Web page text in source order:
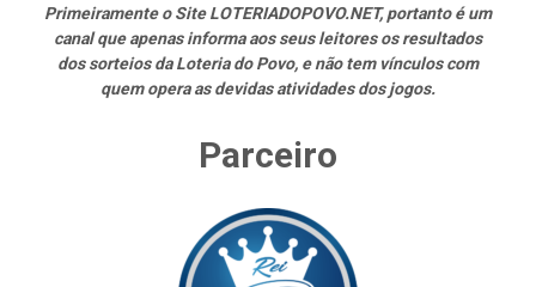
Primeiramente o Site LOTERIADOPOVO.NET, portanto é um
canal que apenas informa aos seus leitores os resultados
dos sorteios da Loteria do Povo, e não tem vínculos com
quem opera as devidas atividades dos jogos.
Parceiro